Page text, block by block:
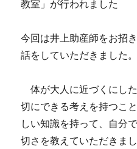
教室」が行われました
今回は井上助産師をお招
話をしていただきました。
体が大人に近づくにし
切にできる考えを持つこ
しい知識を持って、自分
切さを教えていただきまし